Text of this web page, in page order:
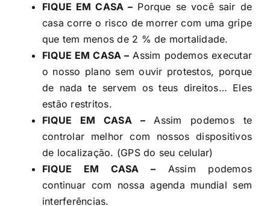
FIQUE EM CASA – Porque se você sair de
casa corre o risco de morrer com uma gripe
que tem menos de 2 % de mortalidade.
FIQUE EM CASA – Assim podemos executar
o nosso plano sem ouvir protestos, porque
de nada te servem os teus direitos… Eles
estão restritos.
FIQUE EM CASA –Assim podemos te
controlar melhor com nossos dispositivos
de localização. (GPS do seu celular)
FIQUE EM CASA – Assim podemos
continuar com nossa agenda mundial sem
interferências.